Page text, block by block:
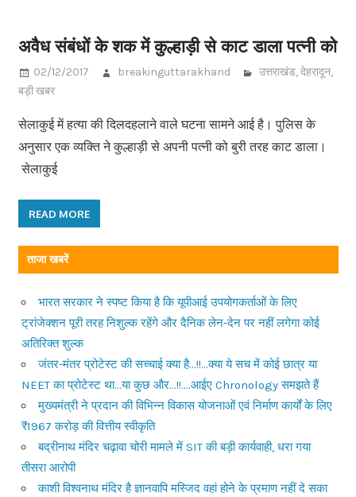
अवैध संबंधों के शक में कुल्हाड़ी से काट डाला पत्नी को
02/12/2017 breakinguttarakhand उत्तराखंड,देहरादून,
बड़ी खबर
सेलाकुई में हत्या की दिलदहलाने वाले घटना सामने आई है। पुलिस के
अनुसार एक व्यक्ति ने कुल्हाड़ी से अपनी पत्नी को बुरी तरह काट डाला।
सेलाकुई
READ MORE
ताजा खबरें
भारत सरकार ने स्पष्ट किया है कि यूपीआई उपयोगकर्ताओं के लिए
ट्रांजेक्शन पूरी तरह निशुल्क रहेंगे और दैनिक लेन-देन पर नहीं लगेगा कोई
अतिरिक्त शुल्क
जंतर-मंतर प्रोटेस्ट की सच्चाई क्या है…!!…क्या ये सच में कोई छात्र या
NEET का प्रोटेस्ट था…या कुछ और…!!….आईए Chronology समझते हैं
मुख्यमंत्री ने प्रदान की विभिन्न विकास योजनाओं एवं निर्माण कार्यों के लिए
₹1967 करोड़ की वित्तीय स्वीकृति
बद्रीनाथ मंदिर चढ़ावा चोरी मामले में SIT की बड़ी कार्यवाही, धरा गया
तीसरा आरोपी
काशी विश्वनाथ मंदिर है ज्ञानवापि मस्जिद वहां होने के प्रमाण नहीं दे सका